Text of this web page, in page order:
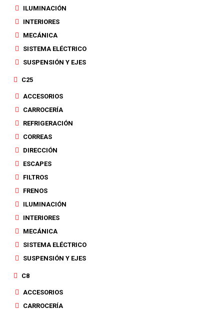
ILUMINACIÓN
INTERIORES
MECÁNICA
SISTEMA ELÉCTRICO
SUSPENSIÓN Y EJES
C25
ACCESORIOS
CARROCERÍA
REFRIGERACIÓN
CORREAS
DIRECCIÓN
ESCAPES
FILTROS
FRENOS
ILUMINACIÓN
INTERIORES
MECÁNICA
SISTEMA ELÉCTRICO
SUSPENSIÓN Y EJES
C8
ACCESORIOS
CARROCERÍA